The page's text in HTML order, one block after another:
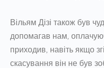
Вільям Дізі також був
допомагав нам,
приходив, навіть якщо
скасування він не був